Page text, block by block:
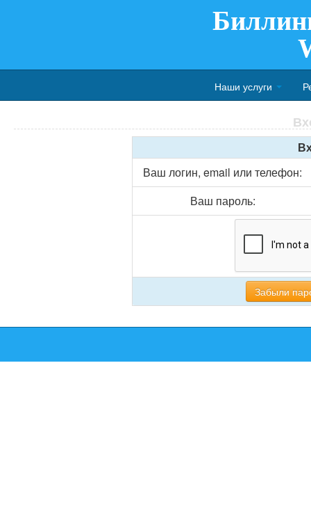
Наши услуги
Ваш логин, email или телефон:
Ваш пароль:
Забыли